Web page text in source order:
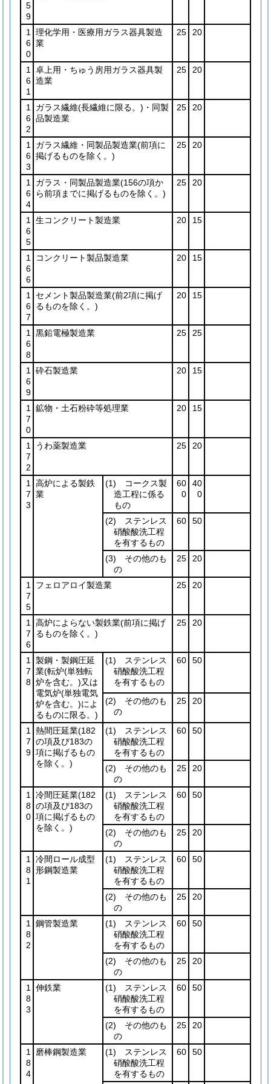
5
9
1
6
0
理化学用・医療用ガラス器具製造
業
25 20
1
6
1
卓上用・ちゅう房用ガラス器具製
造業
25 20
1
6
2
ガラス繊維(長繊維に限る。) ・同製
品製造業
25 20
1
6
3
ガラス繊維・同製品製造業(前項に
掲げるものを除く。)
25 20
1
6
4
ガラス・同製品製造業(156の項か
ら前項までに掲げるものを除く。)
25 20
1
6
5
生コンクリート製造業 20 15
1
6
6
コンクリート製品製造業 20 15
1
6
7
セメント製品製造業(前2項に掲げ
るものを除く。)
20 15
1
6
8
黒鉛電極製造業 25 25
1
6
9
砕石製造業 20 15
1
7
0
鉱物・土石粉砕等処理業 20 15
1
7
2
うわ薬製造業 25 20
1
7
3
高炉による製鉄
業
(1) コークス製
造工程に係る
もの
60
0
40
0
(2) ステンレス
硝酸酸洗工程
を有するもの
60 50
(3) その他のも
の
25 20
1
7
5
フェロアロイ製造業 25 20
1
7
6
高炉によらない製鉄業(前項に掲げ
るものを除く。)
25 20
1
7
8
製鋼・製鋼圧延
業(転炉(単独転
炉を含む。)又は
電気炉(単独電気
炉を含む。)によ
るものに限る。)
(1) ステンレス
硝酸酸洗工程
を有するもの
60 50
(2) その他のも
の
25 20
1
7
9
熱間圧延業(182
の項及び183の
項に掲げるもの
を除く。)
(1) ステンレス
硝酸酸洗工程
を有するもの
60 50
(2) その他のも
の
25 20
1
8
0
冷間圧延業(182
の項及び183の
項に掲げるもの
を除く。)
(1) ステンレス
硝酸酸洗工程
を有するもの
60 50
(2) その他のも
の
25 20
1
8
1
冷間ロール成型
形鋼製造業
(1) ステンレス
硝酸酸洗工程
を有するもの
60 50
(2) その他のも
の
25 20
1
8
2
鋼管製造業 (1) ステンレス
硝酸酸洗工程
を有するもの
60 50
(2) その他のも
の
25 20
1
8
3
伸鉄業 (1) ステンレス
硝酸酸洗工程
を有するもの
60 50
(2) その他のも
の
25 20
1
8
4
磨棒鋼製造業 (1) ステンレス
硝酸酸洗工程
を有するもの
60 50